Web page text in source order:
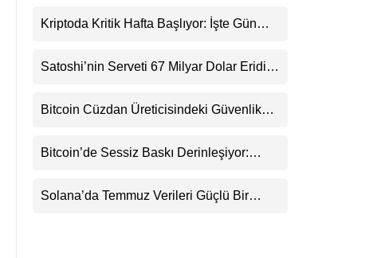
LinkedIn
Kriptoda Kritik Hafta Başlıyor: İşte Gün
Satoshi’nin Serveti 67 Milyar Dolar Eridi:
Bitcoin Cüzdan Üreticisindeki Güvenlik
Belirsizliğini Koruyor
Bitcoin’de Sessiz Baskı Derinleşiyor:
Henüz Yok
Solana’da Temmuz Verileri Güçlü Bir